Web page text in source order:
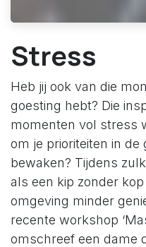
Stress
Heb jij ook van die
goesting hebt? Die
momenten vol stress
om je prioriteiten in
bewaken? Tijdens
als een kip zonder
omgeving minder
recente workshop
omschreef een dame